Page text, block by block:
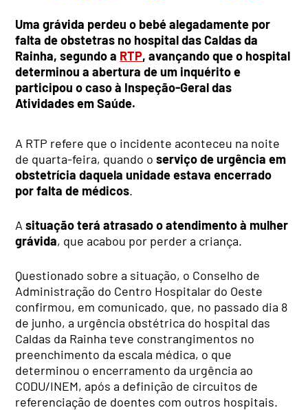
Uma grávida perdeu o bebé alegadamente por
falta de obstetras no hospital das Caldas da
Rainha, segundo a RTP, avançando que o hospital
determinou a abertura de um inquérito e
participou o caso à Inspeção-Geral das
Atividades em Saúde.
A RTP refere que o incidente aconteceu na noite
de quarta-feira, quando oserviço de urgência em
obstetrícia daquela unidade estava encerrado
por falta de médicos.
Asituação terá atrasado o atendimento à mulher
grávida, que acabou por perder a criança.
Questionado sobre a situação, o Conselho de
Administração do Centro Hospitalar do Oeste
confirmou, em comunicado, que, no passado dia 8
de junho, a urgência obstétrica do hospital das
Caldas da Rainha teve constrangimentos no
preenchimento da escala médica, o que
determinou o encerramento da urgência ao
CODU/INEM, após a definição de circuitos de
referenciação de doentes com outros hospitais.